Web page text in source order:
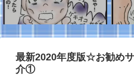
最新2020年度版☆お勧め
介①